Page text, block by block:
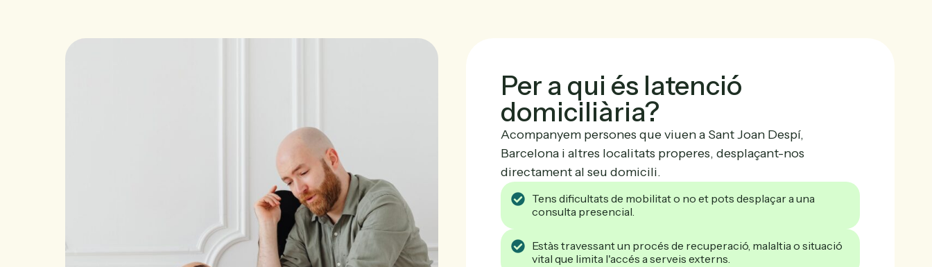
Per a qui és latenció
domiciliària?
Acompanyem persones que viuen a Sant Joan Despí,
Barcelona i altres localitats properes, desplaçant-nos
directament al seu domicili.
Tens dificultats de mobilitat o no et pots desplaçar a una
consulta presencial.
Estàs travessant un procés de recuperació, malaltia o situació
vital que limita l'accés a serveis externs.